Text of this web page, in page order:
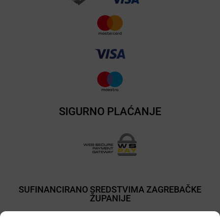
SIGURNO PLAĆANJE
SUFINANCIRANO SREDSTVIMA ZAGREBAČKE
ŽUPANIJE